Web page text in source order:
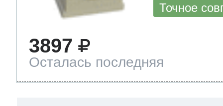
Точное
3897
Осталась последняя